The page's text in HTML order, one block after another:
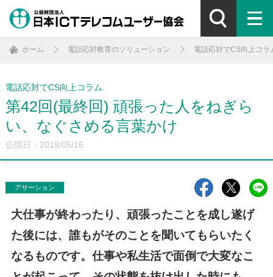
ホーム 電話応対教育のソリューション 電話応対でCS向上コラ
電話応対でCS向上コラム
第42回(最終回) 頑張った人をねぎら
い、なぐさめる言葉かけ
公開日：2019/05/16
アサーション
大仕事が終わったり、頑張ったことを成し遂げ
た後には、誰もがそのことを聞いてもらいたく
なるものです。仕事や私生活で面倒で大変なこ